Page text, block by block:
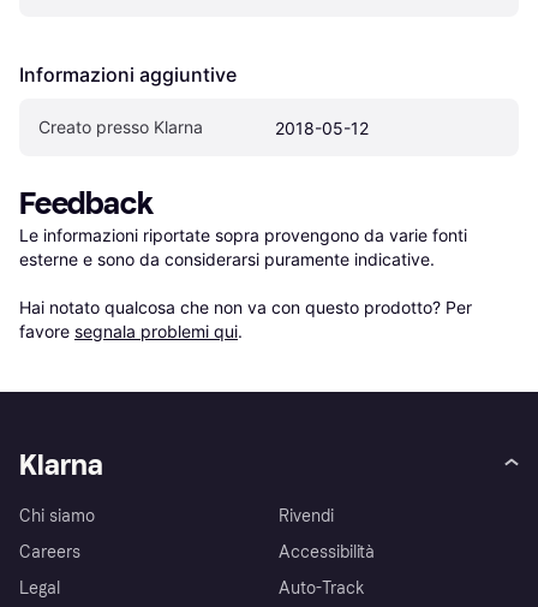
Informazioni aggiuntive
Creato presso Klarna 2018-05-12
Feedback
Le informazioni riportate sopra provengono da varie fonti
esterne e sono da considerarsi puramente indicative.
Hai notato qualcosa che non va con questo prodotto? Per
favore segnala problemi qui.
Klarna
Chi siamo
Careers
Legal
Rivendi
Accessibilità
Auto-Track